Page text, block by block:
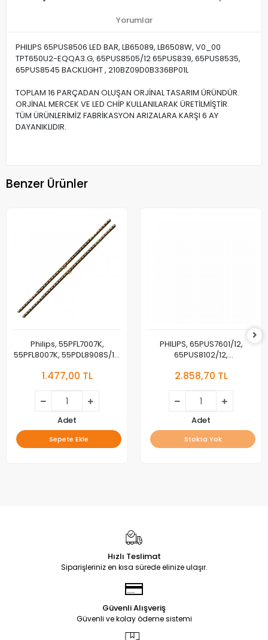
Yorumlar
PHILIPS 65PUS8506 LED BAR, LB65089, LB6508W, V0_00
TPT650U2-EQQA3.G, 65PUS8505/12 65PUS839, 65PUS8535,
65PUS8545 BACKLIGHT , 210BZ09D0B336BP01L
TOPLAM 16 PARÇADAN OLUŞAN ORJİNAL TASARIM ÜRÜNDÜR.
ORJİNAL MERCEK VE LED CHİP KULLANILARAK ÜRETİLMİŞTİR.
TÜM ÜRÜNLERİMİZ FABRİKASYON ARIZALARA KARŞI 6 AY
DAYANIKLIDIR.
Benzer Ürünler
Philips, 55PFL7007K,
55PFL8007K, 55PDL8908S/12,
BACKLIGHT, SAMSUNG,
1.477,00 TL
Adet
Sepete Ekle
PHILIPS, 65PUS7601/12,
65PUS8102/12,
BACKLIGHT, TPT650US-
2.858,70 TL
Adet
Stokta Yok
Hızlı Teslimat
Siparişleriniz en kısa sürede elinize ulaşır.
Güvenli Alışveriş
Güvenli ve kolay ödeme sistemi